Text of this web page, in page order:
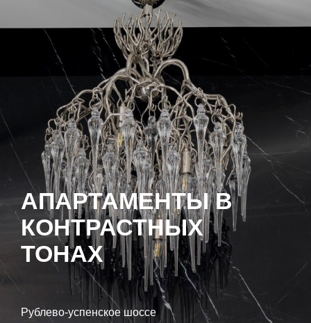
АПАРТАМЕНТЫ В
КОНТРАСТНЫХ
ТОНАХ
Рублево-успенское шоссе